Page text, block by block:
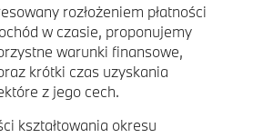
rozłożeniem płatności
w czasie, proponujemy
warunki finansowe,
krótki czas uzyskania
z jego cech.
okresu